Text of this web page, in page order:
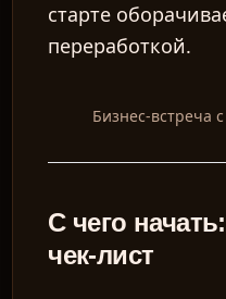
старте
переработкой.
Бизнес-встреча
С чего
чек-лист